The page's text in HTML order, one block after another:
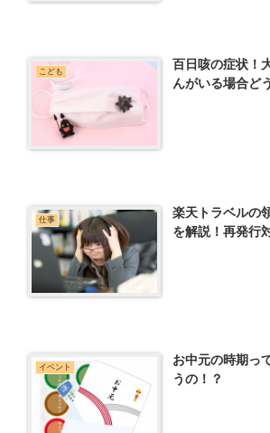
こども
百日咳の症状！
んがいる場合ど
仕事
楽天トラベルの
を解説！再発行
イベント
お中元の時期っ
うの！？